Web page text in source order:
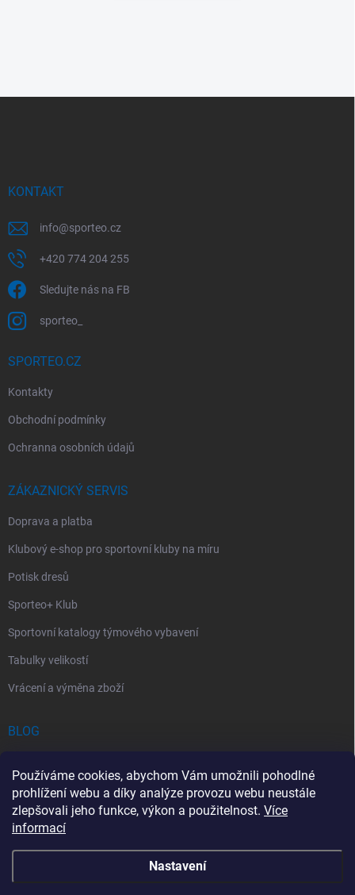
Používáme cookies, abychom Vám umožnili pohodlné
prohlížení webu a díky analýze provozu webu neustále
zlepšovali jeho funkce, výkon a použitelnost. Více
informací
Nastavení
KONTAKT
info@sporteo.cz
+420 774 204 255
Sledujte nás na FB
sporteo_
SPORTEO.CZ
Kontakty
Obchodní podmínky
Ochranna osobních údajů
ZÁKAZNICKÝ SERVIS
Doprava a platba
Klubový e-shop pro sportovní kluby na míru
Potisk dresů
Sporteo+ Klub
Sportovní katalogy týmového vybavení
Tabulky velikostí
Vrácení a výměna zboží
BLOG
Povinný obsah autolékárničky v roce 2026: co musí obsahovat a na
co si dát pozor
Sportovní lékárnička: Jak si vybrat a co by měla obsahovat?